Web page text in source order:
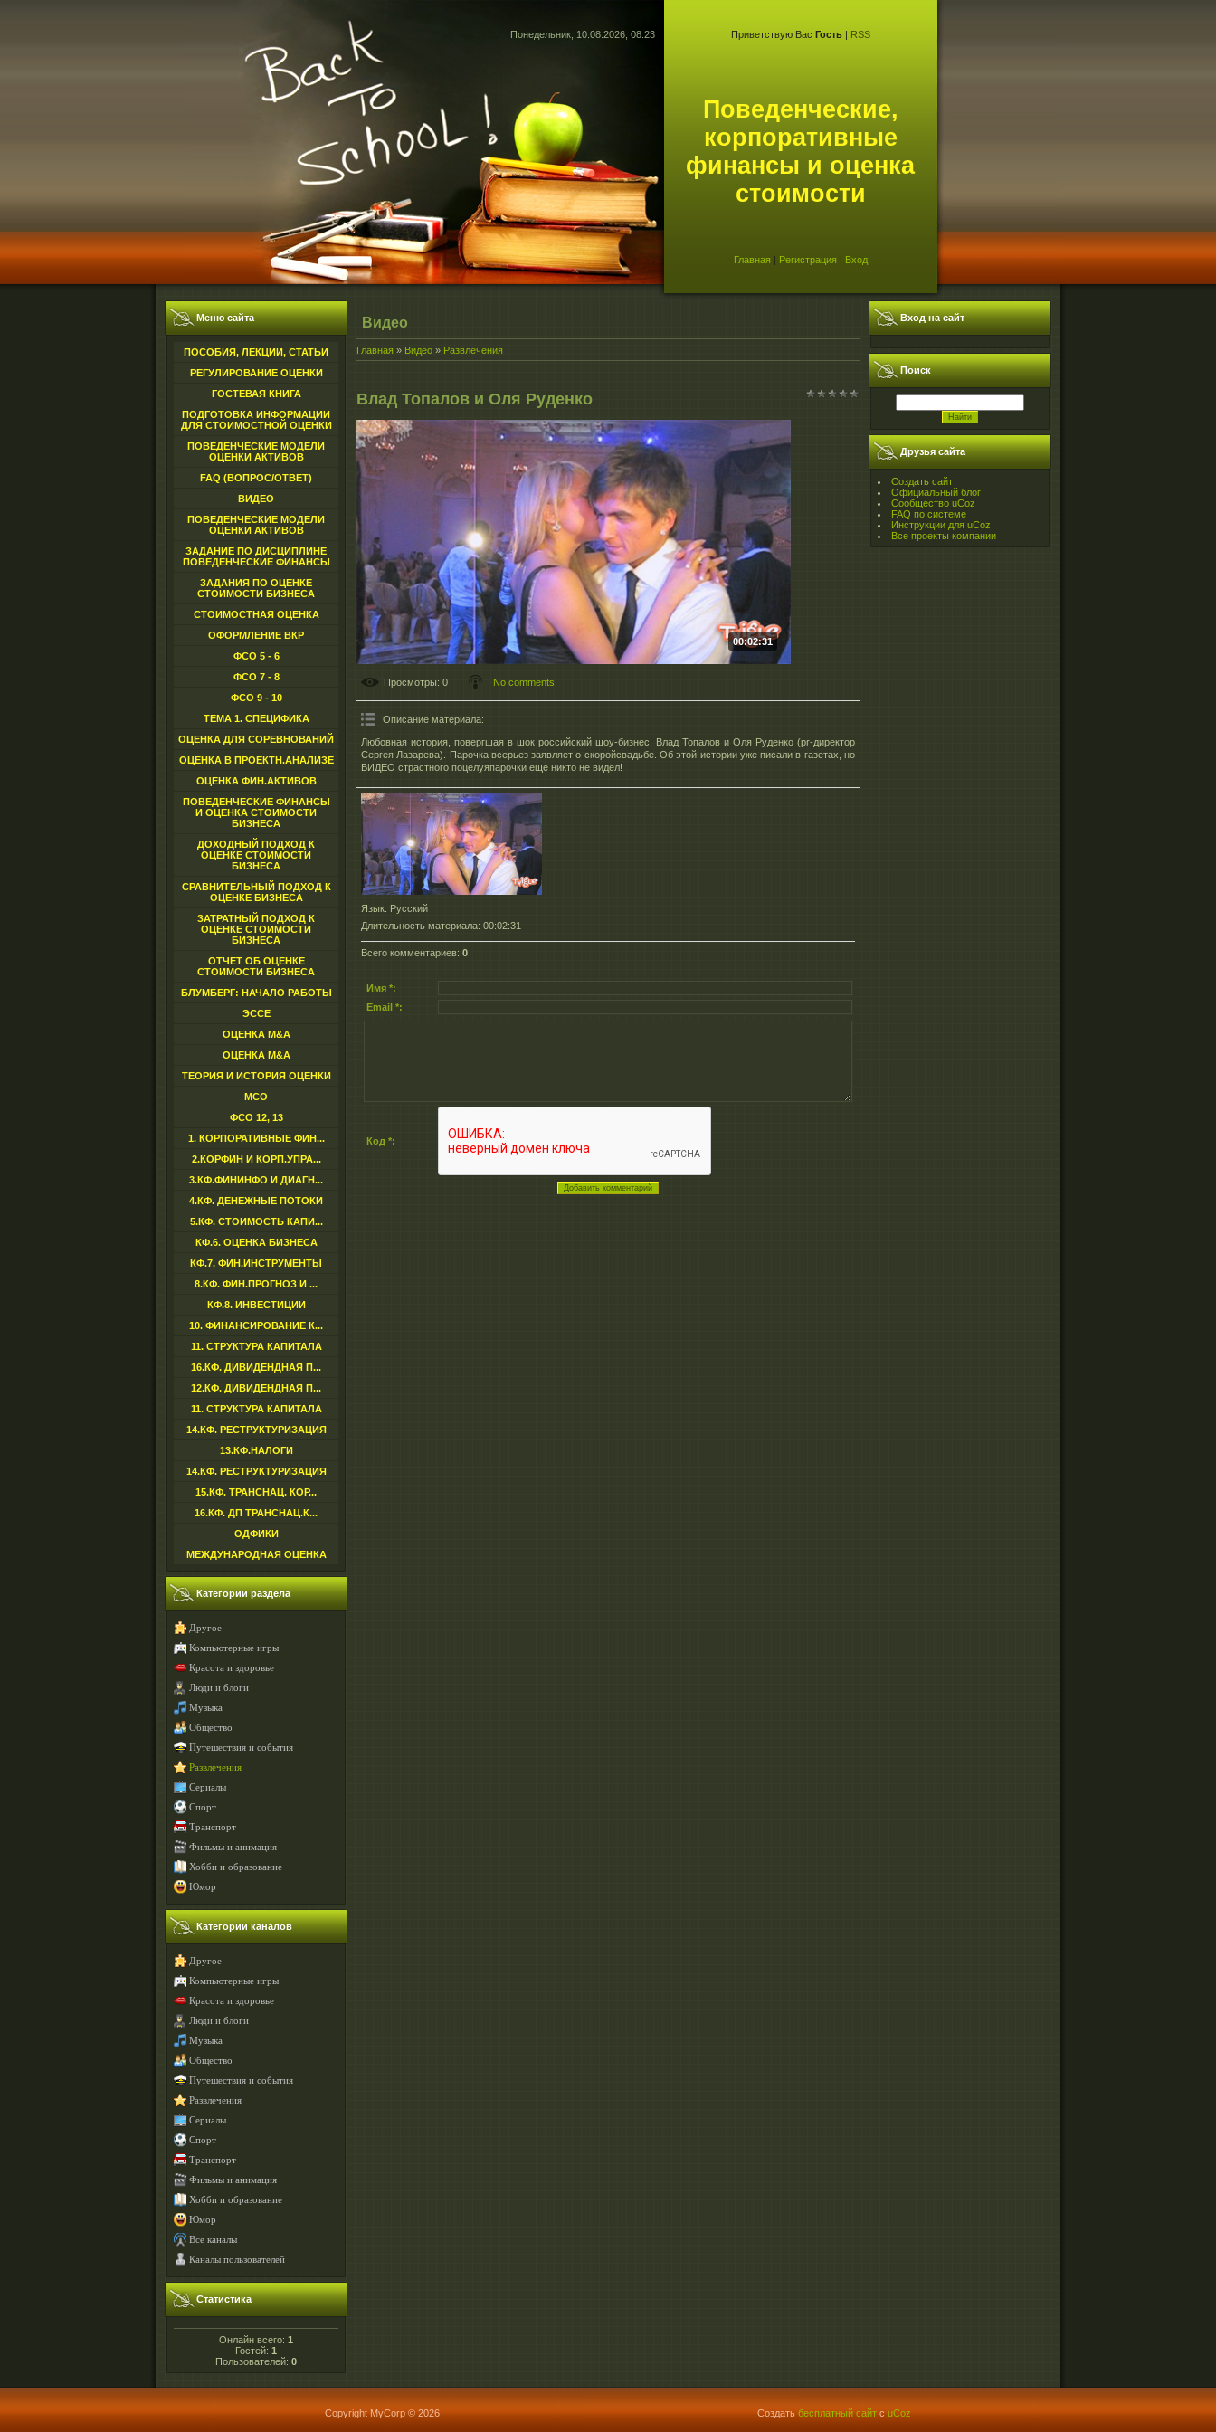
Понедельник, 10.08.2026, 08:23 Приветствую Вас Гость| RSS
Поведенческие,
корпоративные
финансы и оценка
стоимости
Главная | Регистрация | Вход
Меню сайта
ПОСОБИЯ, ЛЕКЦИИ, СТАТЬИ
РЕГУЛИРОВАНИЕ ОЦЕНКИ
ГОСТЕВАЯ КНИГА
ПОДГОТОВКА ИНФОРМАЦИИ
ДЛЯ СТОИМОСТНОЙ ОЦЕНКИ
ПОВЕДЕНЧЕСКИЕ МОДЕЛИ
ОЦЕНКИ АКТИВОВ
FAQ (ВОПРОС/ОТВЕТ)
ВИДЕО
ПОВЕДЕНЧЕСКИЕ МОДЕЛИ
ОЦЕНКИ АКТИВОВ
ЗАДАНИЕ ПО ДИСЦИПЛИНЕ
ПОВЕДЕНЧЕСКИЕ ФИНАНСЫ
ЗАДАНИЯ ПО ОЦЕНКЕ
СТОИМОСТИ БИЗНЕСА
СТОИМОСТНАЯ ОЦЕНКА
ОФОРМЛЕНИЕ ВКР
ФСО 5 - 6
ФСО 7 - 8
ФСО 9 - 10
ТЕМА 1. СПЕЦИФИКА
ОЦЕНКА ДЛЯ СОРЕВНОВАНИЙ
ОЦЕНКА В ПРОЕКТН.АНАЛИЗЕ
ОЦЕНКА ФИН.АКТИВОВ
ПОВЕДЕНЧЕСКИЕ ФИНАНСЫ
И ОЦЕНКА СТОИМОСТИ
БИЗНЕСА
ДОХОДНЫЙ ПОДХОД К
ОЦЕНКЕ СТОИМОСТИ
БИЗНЕСА
СРАВНИТЕЛЬНЫЙ ПОДХОД К
ОЦЕНКЕ БИЗНЕСА
ЗАТРАТНЫЙ ПОДХОД К
ОЦЕНКЕ СТОИМОСТИ
БИЗНЕСА
ОТЧЕТ ОБ ОЦЕНКЕ
СТОИМОСТИ БИЗНЕСА
БЛУМБЕРГ: НАЧАЛО РАБОТЫ
ЭССЕ
ОЦЕНКА M&A
ОЦЕНКА M&A
ТЕОРИЯ И ИСТОРИЯ ОЦЕНКИ
МСО
ФСО 12, 13
1. КОРПОРАТИВНЫЕ ФИН...
2.КОРФИН И КОРП.УПРА...
3.КФ.ФИНИНФО И ДИАГН...
4.КФ. ДЕНЕЖНЫЕ ПОТОКИ
5.КФ. СТОИМОСТЬ КАПИ...
КФ.6. ОЦЕНКА БИЗНЕСА
КФ.7. ФИН.ИНСТРУМЕНТЫ
8.КФ. ФИН.ПРОГНОЗ И ...
КФ.8. ИНВЕСТИЦИИ
10. ФИНАНСИРОВАНИЕ К...
11. СТРУКТУРА КАПИТАЛА
16.КФ. ДИВИДЕНДНАЯ П...
12.КФ. ДИВИДЕНДНАЯ П...
11. СТРУКТУРА КАПИТАЛА
14.КФ. РЕСТРУКТУРИЗАЦИЯ
13.КФ.НАЛОГИ
14.КФ. РЕСТРУКТУРИЗАЦИЯ
15.КФ. ТРАНСНАЦ. КОР...
16.КФ. ДП ТРАНСНАЦ.К...
ОДФИКИ
МЕЖДУНАРОДНАЯ ОЦЕНКА
Категории раздела
Другое
Компьютерные игры
Красота и здоровье
Люди и блоги
Музыка
Общество
Путешествия и события
Развлечения
Сериалы
Спорт
Транспорт
Фильмы и анимация
Хобби и образование
Юмор
Категории каналов
Другое
Компьютерные игры
Красота и здоровье
Люди и блоги
Музыка
Общество
Путешествия и события
Развлечения
Сериалы
Спорт
Транспорт
Фильмы и анимация
Хобби и образование
Юмор
Все каналы
Каналы пользователей
Статистика
Онлайн всего: 1
Гостей: 1
Пользователей: 0
Видео
Главная » Видео » Развлечения
Влад Топалов и Оля Руденко
00:02:31
Просмотры: 0 No comments
Описание материала:
Любовная история, повергшая в шок российский шоу-бизнес. Влад Топалов и Оля Руденко (pr-директор
Сергея Лазарева). Парочка всерьез заявляет о скоройсвадьбе. Об этой истории уже писали в газетах, но
ВИДЕО страстного поцелуяпарочки еще никто не видел!
Язык: Русский
Длительность материала: 00:02:31
Всего комментариев: 0
Имя *:
Email *:
Код *:
Вход на сайт
Поиск
Друзья сайта
Создать сайт
Официальный блог
Сообщество uCoz
FAQ по системе
Инструкции для uCoz
Все проекты компании
Copyright MyCorp © 2026 Создать бесплатный сайт с uCoz